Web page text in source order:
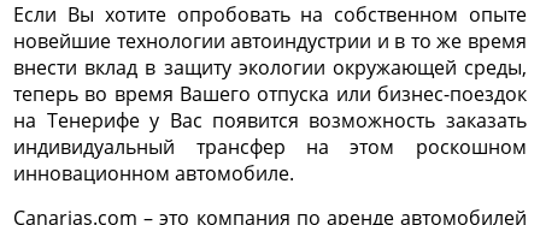
Если Вы хотите опробовать на собственном опыте
новейшие технологии автоиндустрии и в то же время
внести вклад в защиту экологии окружающей среды,
теперь во время Вашего отпуска или бизнес-поездок
на Тенерифе у Вас появится возможность заказать
индивидуальный трансфер на этом роскошном
инновационном автомобиле.
Canarias.com – это компания по аренде автомобилей